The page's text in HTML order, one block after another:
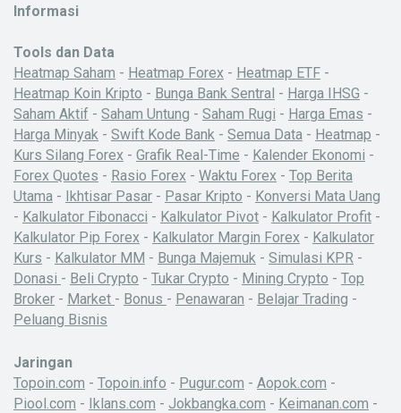
Informasi
Tools dan Data
Heatmap Saham - Heatmap Forex - Heatmap ETF -
Heatmap Koin Kripto - Bunga Bank Sentral - Harga IHSG -
Saham Aktif - Saham Untung - Saham Rugi - Harga Emas -
Harga Minyak - Swift Kode Bank - Semua Data - Heatmap -
Kurs Silang Forex - Grafik Real-Time - Kalender Ekonomi -
Forex Quotes - Rasio Forex - Waktu Forex - Top Berita
Utama - Ikhtisar Pasar - Pasar Kripto - Konversi Mata Uang
- Kalkulator Fibonacci - Kalkulator Pivot - Kalkulator Profit -
Kalkulator Pip Forex - Kalkulator Margin Forex - Kalkulator
Kurs - Kalkulator MM - Bunga Majemuk - Simulasi KPR -
Donasi - Beli Crypto - Tukar Crypto - Mining Crypto - Top
Broker - Market - Bonus - Penawaran - Belajar Trading -
Peluang Bisnis
Jaringan
Topoin.com - Topoin.info - Pugur.com - Aopok.com -
Piool.com - Iklans.com - Jokbangka.com - Keimanan.com -